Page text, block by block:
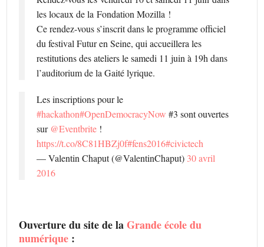
les locaux de la Fondation Mozilla !
Ce rendez-vous s’inscrit dans le programme officiel
du festival Futur en Seine, qui accueillera les
restitutions des ateliers le samedi 11 juin à 19h dans
l’auditorium de la Gaité lyrique.
Les inscriptions pour le
#hackathon#OpenDemocracyNow #3 sont ouvertes
sur @Eventbrite !
https://t.co/8C81HBZj0f#fens2016#civictech
— Valentin Chaput (@ValentinChaput) 30 avril
2016
Ouverture du site de laGrande école du
numérique :